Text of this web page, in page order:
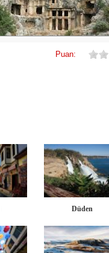
Puan:
Düden